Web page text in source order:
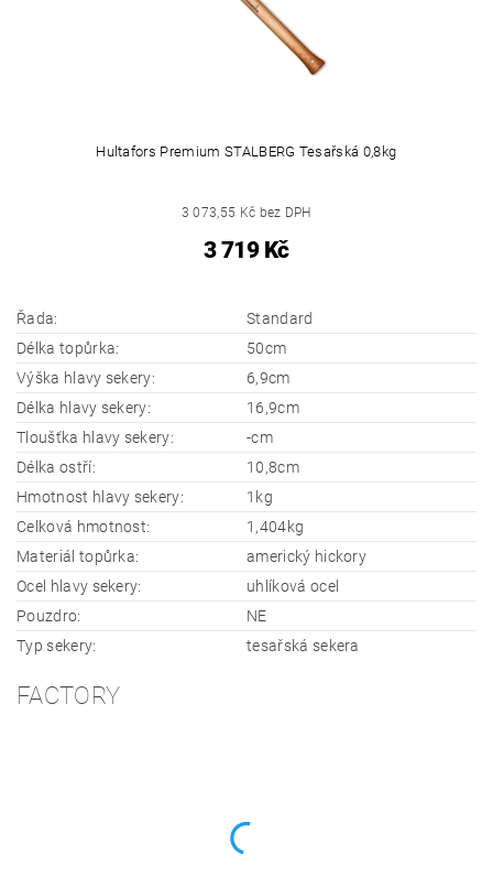
Hultafors Premium STALBERG Tesařská 0,8kg
3 073,55 Kč bez DPH
3 719 Kč
Řada:
Standard
Délka topůrka:
50cm
Výška hlavy sekery:
6,9cm
Délka hlavy sekery:
16,9cm
Tloušťka hlavy sekery:
-cm
Délka ostří:
10,8cm
Hmotnost hlavy sekery:
1kg
Celková hmotnost:
1,404kg
Materiál topůrka:
americký hickory
Ocel hlavy sekery:
uhlíková ocel
Pouzdro:
NE
Typ sekery:
tesařská sekera
FACTORY